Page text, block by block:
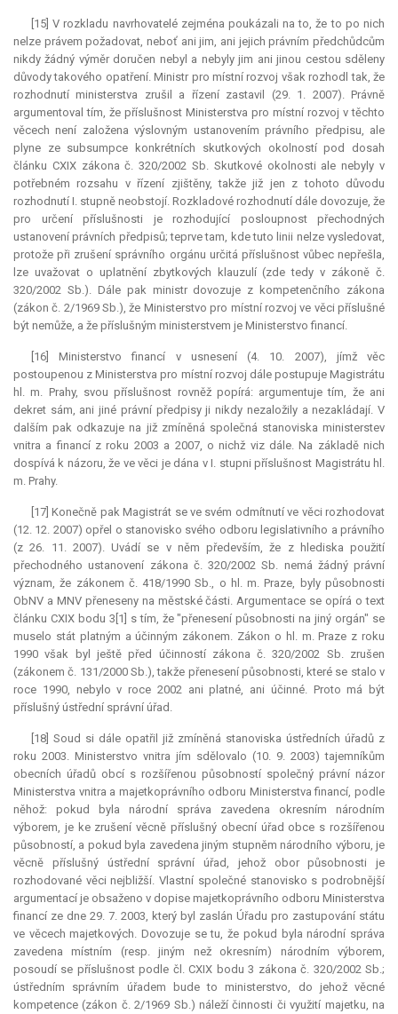
[15] V rozkladu navrhovatelé zejména poukázali na to, že to po nich
nelze právem požadovat, neboť ani jim, ani jejich právním předchůdcům
nikdy žádný výměr doručen nebyl a nebyly jim ani jinou cestou sděleny
důvody takového opatření. Ministr pro místní rozvoj však rozhodl tak, že
rozhodnutí ministerstva zrušil a řízení zastavil (29. 1. 2007). Právně
argumentoval tím, že příslušnost Ministerstva pro místní rozvoj v těchto
věcech není založena výslovným ustanovením právního předpisu, ale
plyne ze subsumpce konkrétních skutkových okolností pod dosah
článku CXIX zákona č. 320/2002 Sb. Skutkové okolnosti ale nebyly v
potřebném rozsahu v řízení zjištěny, takže již jen z tohoto důvodu
rozhodnutí I. stupně neobstojí. Rozkladové rozhodnutí dále dovozuje, že
pro určení příslušnosti je rozhodující posloupnost přechodných
ustanovení právních předpisů; teprve tam, kde tuto linii nelze vysledovat,
protože při zrušení správního orgánu určitá příslušnost vůbec nepřešla,
lze uvažovat o uplatnění zbytkových klauzulí (zde tedy v zákoně č.
320/2002 Sb.). Dále pak ministr dovozuje z kompetenčního zákona
(zákon č. 2/1969 Sb.), že Ministerstvo pro místní rozvoj ve věci příslušné
být nemůže, a že příslušným ministerstvem je Ministerstvo financí.
[16] Ministerstvo financí v usnesení (4. 10. 2007), jímž věc
postoupenou z Ministerstva pro místní rozvoj dále postupuje Magistrátu
hl. m. Prahy, svou příslušnost rovněž popírá: argumentuje tím, že ani
dekret sám, ani jiné právní předpisy ji nikdy nezaložily a nezakládají. V
dalším pak odkazuje na již zmíněná společná stanoviska ministerstev
vnitra a financí z roku 2003 a 2007, o nichž viz dále. Na základě nich
dospívá k názoru, že ve věci je dána v I. stupni příslušnost Magistrátu hl.
m. Prahy.
[17] Konečně pak Magistrát se ve svém odmítnutí ve věci rozhodovat
(12. 12. 2007) opřel o stanovisko svého odboru legislativního a právního
(z 26. 11. 2007). Uvádí se v něm především, že z hlediska použití
přechodného ustanovení zákona č. 320/2002 Sb. nemá žádný právní
význam, že zákonem č. 418/1990 Sb., o hl. m. Praze, byly působnosti
ObNV a MNV přeneseny na městské části. Argumentace se opírá o text
článku CXIX bodu 3[1] s tím, že "přenesení působnosti na jiný orgán" se
muselo stát platným a účinným zákonem. Zákon o hl. m. Praze z roku
1990 však byl ještě před účinností zákona č. 320/2002 Sb. zrušen
(zákonem č. 131/2000 Sb.), takže přenesení působnosti, které se stalo v
roce 1990, nebylo v roce 2002 ani platné, ani účinné. Proto má být
příslušný ústřední správní úřad.
[18] Soud si dále opatřil již zmíněná stanoviska ústředních úřadů z
roku 2003. Ministerstvo vnitra jím sdělovalo (10. 9. 2003) tajemníkům
obecních úřadů obcí s rozšířenou působností společný právní názor
Ministerstva vnitra a majetkoprávního odboru Ministerstva financí, podle
něhož: pokud byla národní správa zavedena okresním národním
výborem, je ke zrušení věcně příslušný obecní úřad obce s rozšířenou
působností, a pokud byla zavedena jiným stupněm národního výboru, je
věcně příslušný ústřední správní úřad, jehož obor působnosti je
rozhodované věci nejbližší. Vlastní společné stanovisko s podrobnější
argumentací je obsaženo v dopise majetkoprávního odboru Ministerstva
financí ze dne 29. 7. 2003, který byl zaslán Úřadu pro zastupování státu
ve věcech majetkových. Dovozuje se tu, že pokud byla národní správa
zavedena místním (resp. jiným než okresním) národním výborem,
posoudí se příslušnost podle čl. CXIX bodu 3 zákona č. 320/2002 Sb.;
ústředním správním úřadem bude to ministerstvo, do jehož věcné
kompetence (zákon č. 2/1969 Sb.) náleží činnosti či využití majetku, na